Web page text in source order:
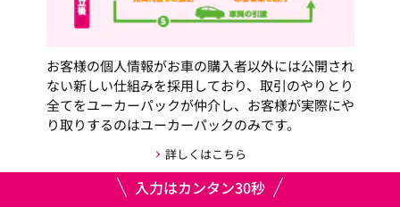
お客様の個人情報がお車の購入者以外には公開され
ない新しい仕組みを採用しており、取引のやりとり
全てをユーカーパックが仲介し、お客様が実際にや
り取りするのはユーカーパックのみです。
詳しくはこちら
入力はカンタン30秒